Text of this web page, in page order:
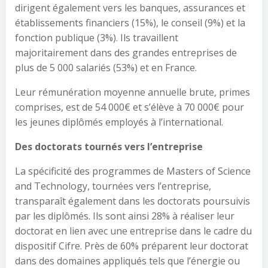
dirigent également vers les banques, assurances et
établissements financiers (15%), le conseil (9%) et la
fonction publique (3%). Ils travaillent
majoritairement dans des grandes entreprises de
plus de 5 000 salariés (53%) et en France.
Leur rémunération moyenne annuelle brute, primes
comprises, est de 54 000€ et s’élève à 70 000€ pour
les jeunes diplômés employés à l’international.
Des doctorats tournés vers l’entreprise
La spécificité des programmes de Masters of Science
and Technology, tournées vers l’entreprise,
transparaît également dans les doctorats poursuivis
par les diplômés. Ils sont ainsi 28% à réaliser leur
doctorat en lien avec une entreprise dans le cadre du
dispositif Cifre. Près de 60% préparent leur doctorat
dans des domaines appliqués tels que l’énergie ou